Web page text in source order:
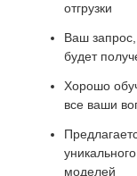
отгрузки
Ваш
будет
Хорошо
все ваши
моделей